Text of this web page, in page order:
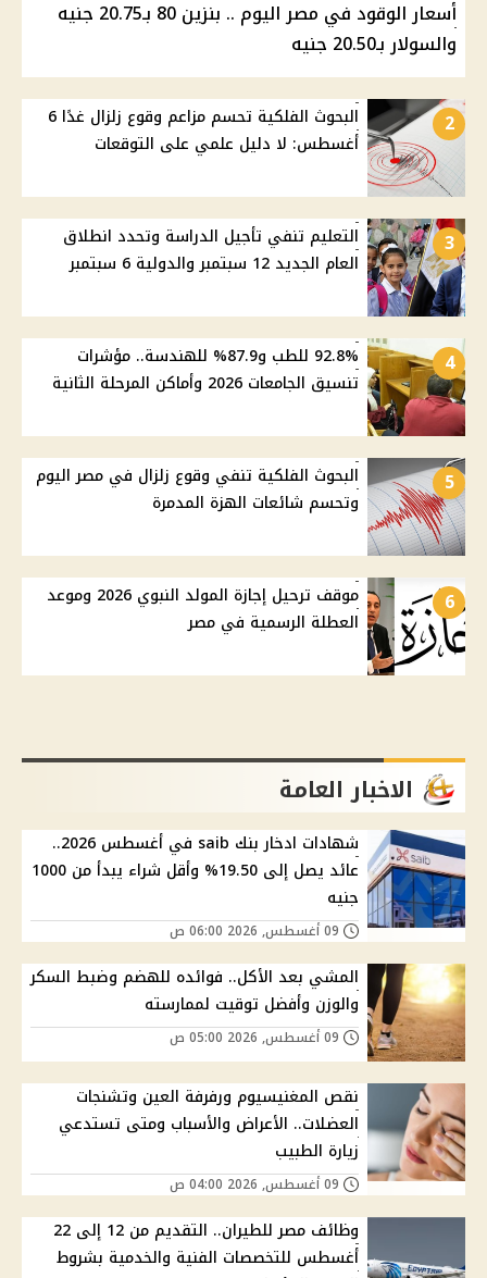
أسعار الوقود في مصر اليوم .. بنزين 80 بـ20.75 جنيه
والسولار بـ20.50 جنيه
2
البحوث الفلكية تحسم مزاعم وقوع زلزال غدًا 6
أغسطس: لا دليل علمي على التوقعات
3
التعليم تنفي تأجيل الدراسة وتحدد انطلاق
العام الجديد 12 سبتمبر والدولية 6 سبتمبر
4
92.8% للطب و87.9% للهندسة.. مؤشرات
تنسيق الجامعات 2026 وأماكن المرحلة الثانية
5
البحوث الفلكية تنفي وقوع زلزال في مصر اليوم
وتحسم شائعات الهزة المدمرة
6
موقف ترحيل إجازة المولد النبوي 2026 وموعد
العطلة الرسمية في مصر
الاخبار العامة
شهادات ادخار بنك saib في أغسطس 2026..
عائد يصل إلى 19.50% وأقل شراء يبدأ من 1000
جنيه
المشي بعد الأكل.. فوائده للهضم وضبط السكر
والوزن وأفضل توقيت لممارسته
نقص المغنيسيوم ورفرفة العين وتشنجات
العضلات.. الأعراض والأسباب ومتى تستدعي
زيارة الطبيب
وظائف مصر للطيران.. التقديم من 12 إلى 22
أغسطس للتخصصات الفنية والخدمية بشروط